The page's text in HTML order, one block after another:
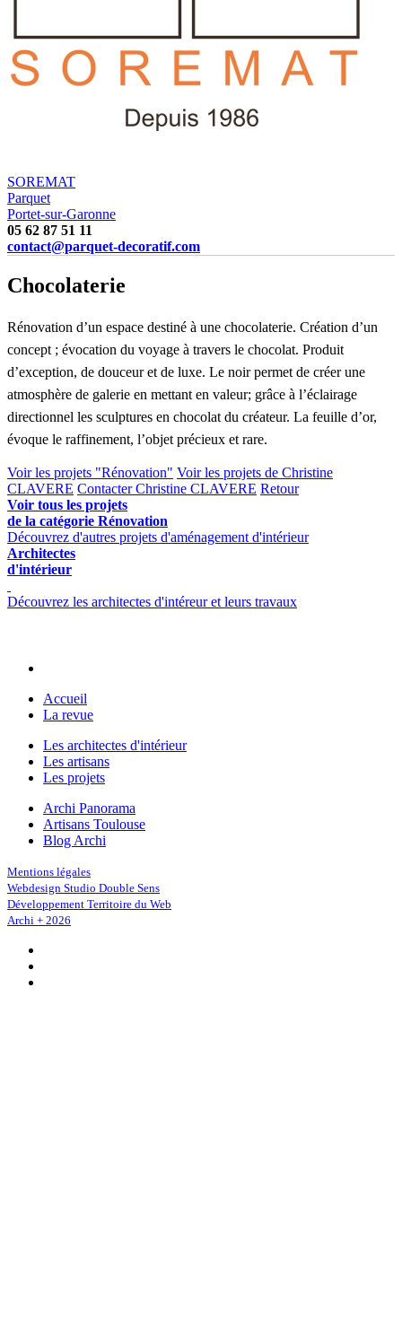
SOREMAT
Parquet
Portet-sur-Garonne
05 62 87 51 11
contact@parquet-decoratif.com
Chocolaterie
Rénovation d’un espace destiné à une chocolaterie. Création d’un
concept ; évocation du voyage à travers le chocolat. Produit
d’exception, de douceur et de luxe. Le noir permet de créer une
atmosphère de galerie en mettant en valeur; grâce à l’éclairage
directionnel les sculptures en chocolat du créateur. La feuille d’or,
évoque le raffinement, l’objet précieux et rare.
Voir les projets "Rénovation" Voir les projets de Christine
CLAVERE Contacter Christine CLAVERE Retour
Voir tous les projets
de la catégorie Rénovation
Découvrez d'autres projets d'aménagement d'intérieur
Architectes
d'intérieur
Découvrez les architectes d'intéreur et leurs travaux
Accueil
La revue
Les architectes d'intérieur
Les artisans
Les projets
Archi Panorama
Artisans Toulouse
Blog Archi
Mentions légales
Webdesign Studio Double Sens
Développement Territoire du Web
Archi + 2026